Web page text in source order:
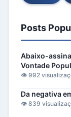
Posts
Abaixo-
Vontade
👁️ 992
Da negativa
👁️ 839